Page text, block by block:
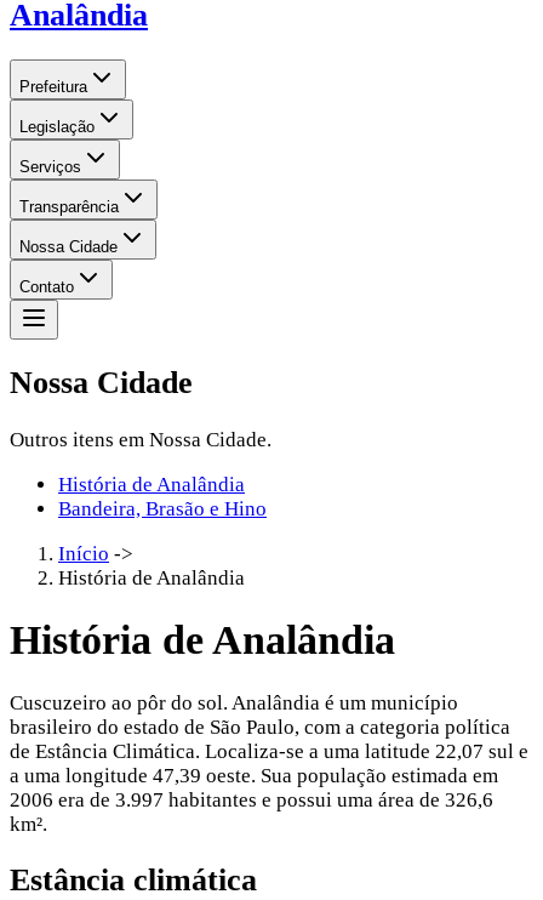
Analândia
Prefeitura
Legislação
Serviços
Transparência
Nossa Cidade
Contato
Nossa Cidade
Outros itens em Nossa Cidade.
História de Analândia
Bandeira, Brasão e Hino
Início ->
História de Analândia
História de Analândia
Cuscuzeiro ao pôr do sol. Analândia é um município
brasileiro do estado de São Paulo, com a categoria política
de Estância Climática. Localiza-se a uma latitude 22,07 sul e
a uma longitude 47,39 oeste. Sua população estimada em
2006 era de 3.997 habitantes e possui uma área de 326,6
km².
Estância climática